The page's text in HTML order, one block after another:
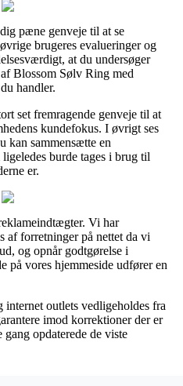
pæne genveje til at se
brugeres evalueringer og
at du undersøger
Blossom Sølv Ring med
handler.
set fremragende genveje til at
kundefokus. I øvrigt ses
kan sammensætte en
burde tages i brug til
er.
Vi har
af forretninger på nettet da vi
og opnår godtgørelse i
på vores hjemmeside udfører en
internet outlets vedligeholdes fra
imod korrektioner der er
opdaterede de viste